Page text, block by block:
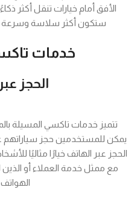
الأفق أمام خيارات تنقل أكثر
ستكون أكثر سلاسة وسرعة
خدمات
الحجز
تتميز خدمات تاكسي المسيلة
يمكن للمستخدمين حجز
الحجز عبر الهاتف خيارًا مثاليًا
مع ممثل خدمة العملاء أو
الهواتف